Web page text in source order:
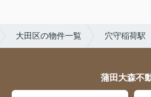
大田区の物件一覧 穴守稲荷駅
蒲田大森不